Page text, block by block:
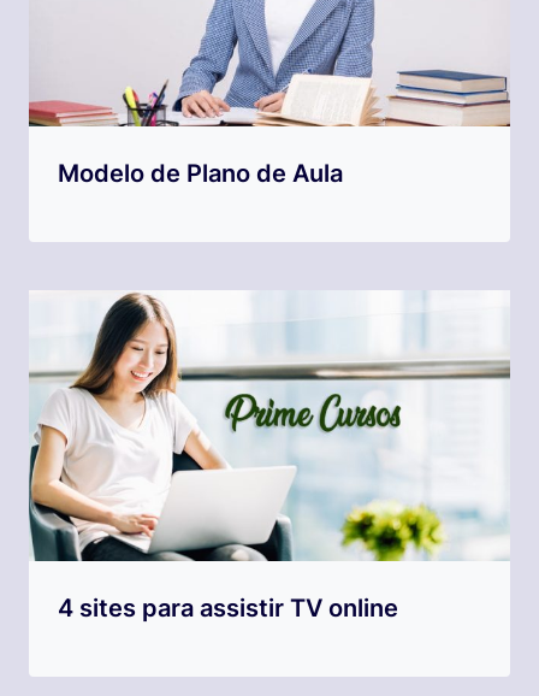
Modelo de Plano de Aula
4 sites para assistir TV online